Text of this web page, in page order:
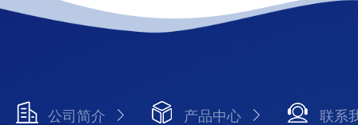
公司简介 产品中心 联系